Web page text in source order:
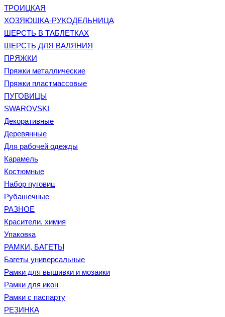
ТРОИЦКАЯ
ХОЗЯЮШКА-РУКОДЕЛЬНИЦА
ШЕРСТЬ В ТАБЛЕТКАХ
ШЕРСТЬ ДЛЯ ВАЛЯНИЯ
ПРЯЖКИ
Пряжки металлические
Пряжки пластмассовые
ПУГОВИЦЫ
SWAROVSKI
Декоративные
Деревянные
Для рабочей одежды
Карамель
Костюмные
Набор пуговиц
Рубашечные
РАЗНОЕ
Красители. химия
Упаковка
РАМКИ, БАГЕТЫ
Багеты универсальные
Рамки для вышивки и мозаики
Рамки для икон
Рамки с паспарту
РЕЗИНКА